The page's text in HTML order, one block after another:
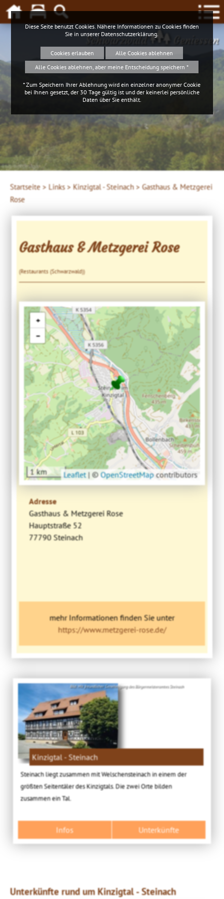
Schwarzwald Geniessen
4ws-netdesign
Startseite > Links > Kinzigtal - Steinach >Gasthaus & Metzgerei
Rose
Gasthaus & Metzgerei Rose
(Restaurants (Schwarzwald))
+
−
1 km Leaflet | ©OpenStreetMapcontributors
Adresse
Gasthaus & Metzgerei Rose
Hauptstraße 52
77790 Steinach
mehr Informationen finden Sie unter
https://www.metzgerei-rose.de/
Bild: Mit freundlicher Genehmigung des Bürgermeisteramtes Steinach
Kinzigtal - Steinach
Steinach liegt zusammen mit Welschensteinach in einem der
größten Seitentäler des Kinzigtals. Die zwei Orte bilden
zusammen ein Tal.
Infos Unterkünfte
Unterkünfte rund um Kinzigtal - Steinach
Diese Seite benutzt Cookies. Nähere Informationen zu Cookies finden
Sie in unserer Datenschutzerklärung
Cookies erlauben
Alle Cookies ablehnen
Alle Cookies ablehnen, aber meine Entscheidung speichern *
* Zum Speichern Ihrer Ablehnung wird ein einzelner anonymer Cookie
bei Ihnen gesetzt, der 30 Tage gültig ist und der keinerlei persönliche
Daten über Sie enthält.